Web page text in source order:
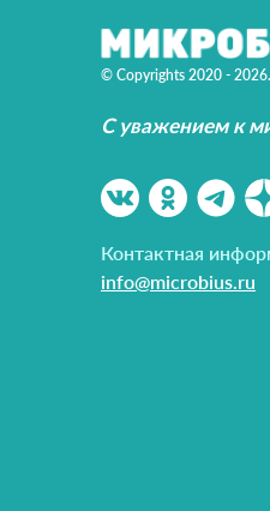
© Copyrights 2020 -
С уважением к
Контактная
info@microbius.ru